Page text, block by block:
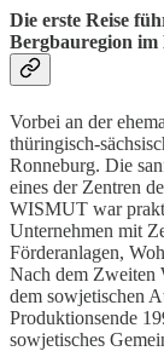
Die erste Reise
Bergbauregion im
Vorbei an der
thüringisch-
Ronneburg. Die
eines der Zentren
WISMUT war
Unternehmen mit
Förderanlagen,
Nach dem Zweiten
dem sowjetischen
Produktionsende
sowjetisches